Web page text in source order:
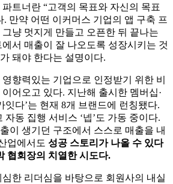
트너란 “고객의 목표와 자신의 목표
. 만약 어떤 이커머스 기업의 앱 구축 프
냥 멋지게 만들고 오픈한 뒤 끝나는
서 매출이 잘 나오도록 성장시키는 것
돼야 한다는 설명이다.
향력있는 기업으로 인정받기 위한 비
어오고 있다. 지난해 출시한 멤버십·
잇다’는 현재 8개 브랜드에 런칭됐다.
동 집행 서비스 ‘넵’도 가동 중이다.
이 생기던 구조에서 스스로 매출을 내
업에서도 성공 스토리가 나올 수 있다
협회장의 치열한 시도다.
한 리더심을 바탕으로 회원사의 내실